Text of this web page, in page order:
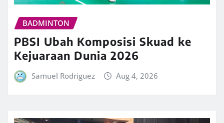
BADMINTON
PBSI Ubah Komposisi Skuad ke
Kejuaraan Dunia 2026
Samuel Rodriguez Aug 4, 2026